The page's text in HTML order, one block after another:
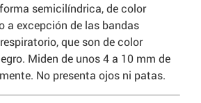
semicilíndrica, de color
a excepción de las bandas
que son de color
Miden de unos 4 a 10 mm de
No presenta ojos ni patas.